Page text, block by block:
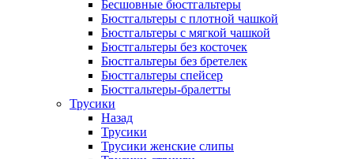
Бесшовные бюстгальтеры
Бюстгальтеры с плотной чашкой
Бюстгальтеры с мягкой чашкой
Бюстгальтеры без косточек
Бюстгальтеры без бретелек
Бюстгальтеры спейсер
Бюстгальтеры-бралетты
Трусики
Назад
Трусики
Трусики женские слипы